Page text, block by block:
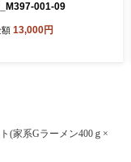
001-09
額 13,000円
(家系Gラーメン400ｇ×